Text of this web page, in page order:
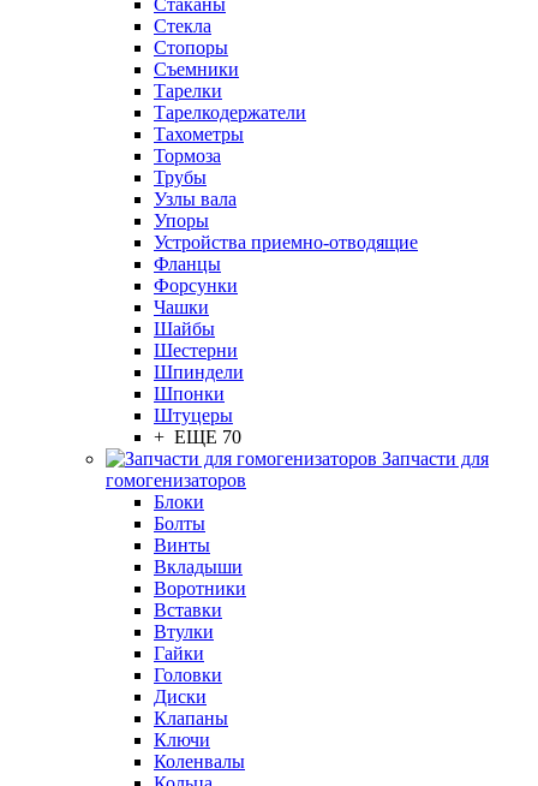
Стаканы
Стекла
Стопоры
Съемники
Тарелки
Тарелкодержатели
Тахометры
Тормоза
Трубы
Узлы вала
Упоры
Устройства приемно-отводящие
Фланцы
Форсунки
Чашки
Шайбы
Шестерни
Шпиндели
Шпонки
Штуцеры
+ ЕЩЕ 70
Запчасти для
гомогенизаторов
Блоки
Болты
Винты
Вкладыши
Воротники
Вставки
Втулки
Гайки
Головки
Диски
Клапаны
Ключи
Коленвалы